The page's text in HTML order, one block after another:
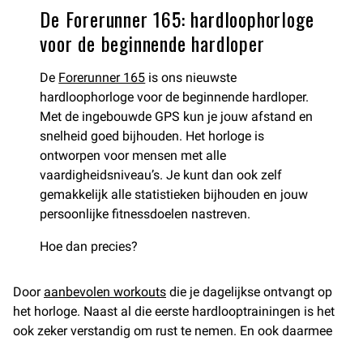
De Forerunner 165: hardloophorloge
voor de beginnende hardloper
De Forerunner 165 is ons nieuwste
hardloophorloge voor de beginnende hardloper.
Met de ingebouwde GPS kun je jouw afstand en
snelheid goed bijhouden. Het horloge is
ontworpen voor mensen met alle
vaardigheidsniveau’s. Je kunt dan ook zelf
gemakkelijk alle statistieken bijhouden en jouw
persoonlijke fitnessdoelen nastreven.
Hoe dan precies?
Door aanbevolen workouts die je dagelijkse ontvangt op
het horloge. Naast al die eerste hardlooptrainingen is het
ook zeker verstandig om rust te nemen. En ook daarmee